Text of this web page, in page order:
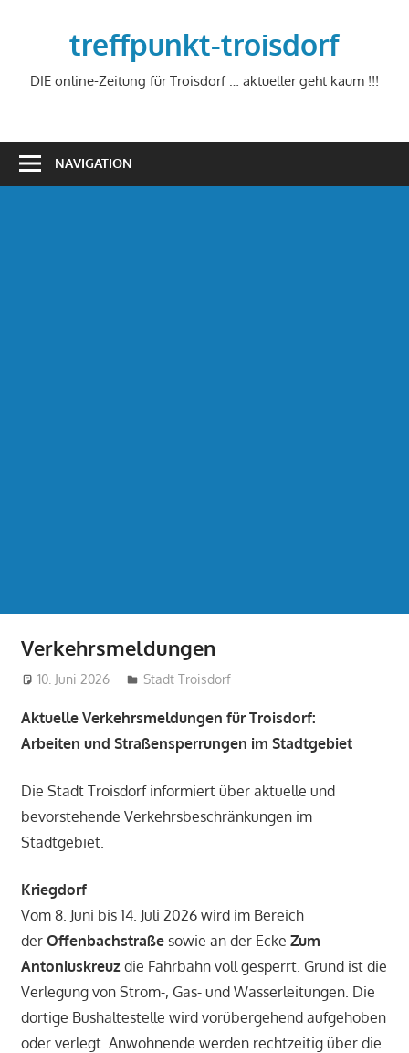
treffpunkt-troisdorf
DIE online-Zeitung für Troisdorf … aktueller geht kaum !!!
NAVIGATION
Verkehrsmeldungen
10. Juni 2026 treffpunkt
Stadt Troisdorf
Aktuelle Verkehrsmeldungen für Troisdorf:
Arbeiten und Straßensperrungen im Stadtgebiet
Die Stadt Troisdorf informiert über aktuelle und
bevorstehende Verkehrsbeschränkungen im
Stadtgebiet.
Kriegdorf
Vom 8. Juni bis 14. Juli 2026 wird im Bereich
der Offenbachstraßesowie an der Ecke Zum
Antoniuskreuzdie Fahrbahn voll gesperrt. Grund ist die
Verlegung von Strom-, Gas- und Wasserleitungen. Die
dortige Bushaltestelle wird vorübergehend aufgehoben
oder verlegt. Anwohnende werden rechtzeitig über die